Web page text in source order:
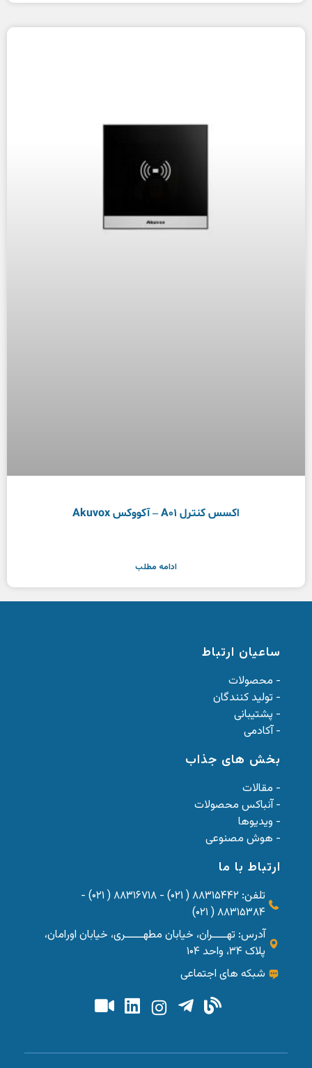
اکسس کنترل A01 – آکووکس Akuvox
ادامه مطلب
ساعیان ارتباط
- محصولات
- تولید کنندگان
- پشتیبانی
- آکادمی
بخش های جذاب
- مقالات
- آنباکس محصولات
- ویدیوها
- هوش مصنوعی
ارتباط با ما
تلفن: ۸۸۳۱۵۴۴۲ ( ۰۲۱) - ۸۸۳۱۶۷۱۸ ( ۰۲۱) -
۸۸۳۱۵۳۸۴ ( ۰۲۱)
آدرس: تهــــران، خیابان مطهـــــری، خیابان اورامان،
پلاک ۳۴، واحد ۱۰۴
شبکه های اجتماعی